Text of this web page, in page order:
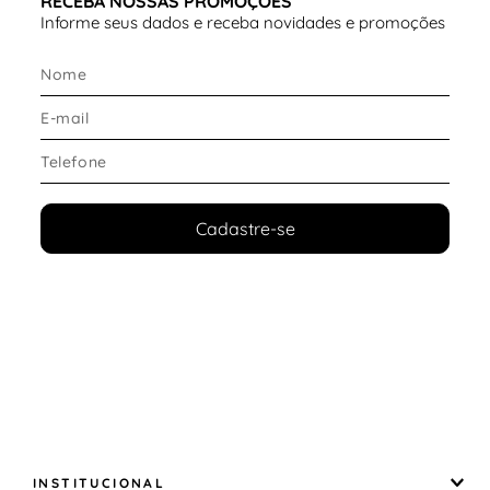
Informe seus dados e receba novidades e promoções
Cadastre-se
INSTITUCIONAL